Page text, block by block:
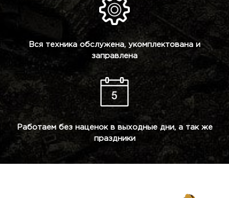
Вся техника обслужена, укомплектована и
заправлена
Работаем без наценок в выходные дни, а так же
праздники